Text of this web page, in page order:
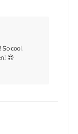
cool,
😍